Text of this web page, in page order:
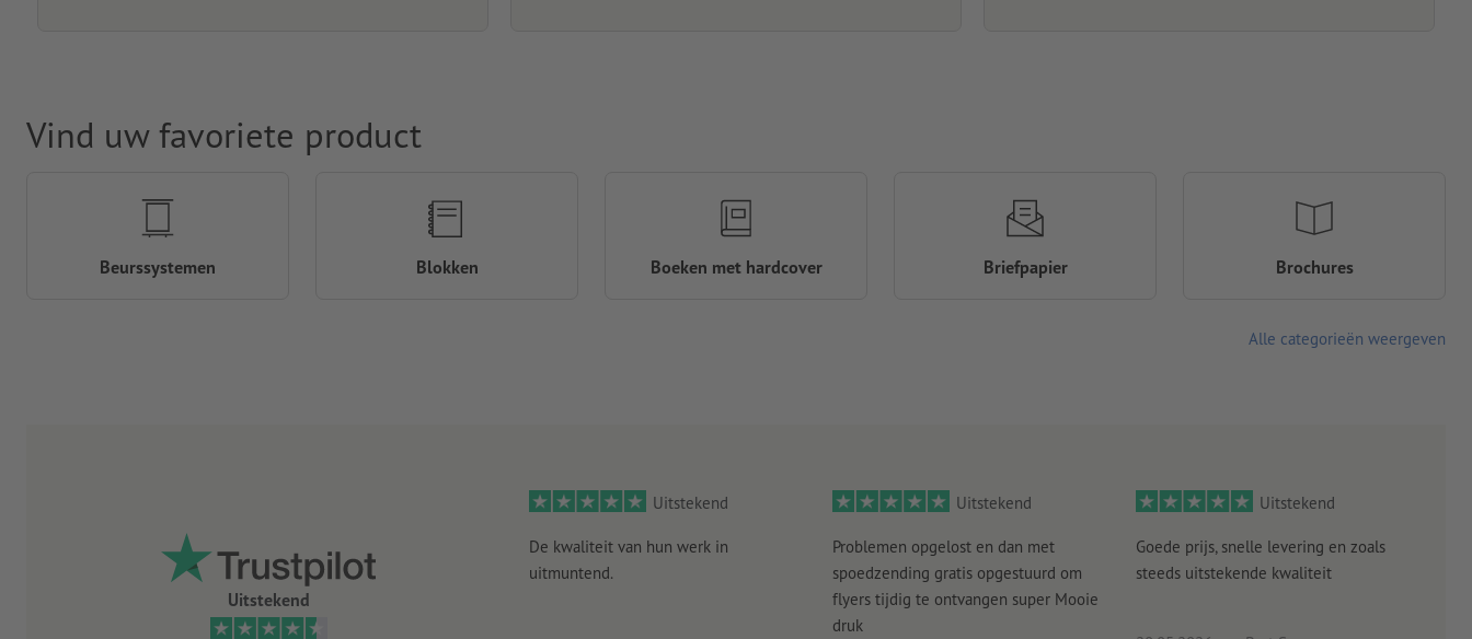
Uitstekend
Uitstekend
De kwaliteit van hun werk in
uitmuntend.
Uitstekend
Problemen opgelost en dan met
spoedzending gratis opgestuurd om
flyers tijdig te ontvangen super Mooie
druk
Uitstekend
Goede prijs, snelle levering en zoals
steeds uitstekende kwaliteit
Vind uw favoriete product
Beurssystemen Blokken Boeken met hardcover Briefpapier Brochures
Alle categorieën weergeven